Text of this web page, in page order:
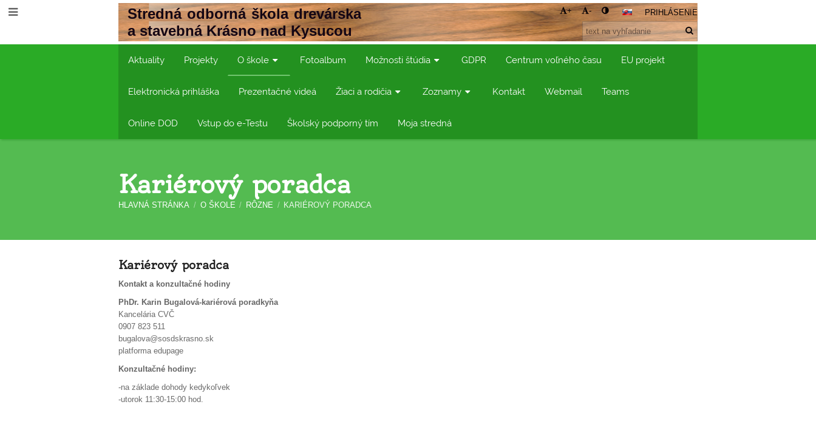
Stredná odborná škola drevárska
a stavebná Krásno nad Kysucou
+ - PRIHLÁSENIE
Aktuality Projekty O škole Fotoalbum Možnosti štúdia GDPR Centrum voľného času EU projekt
Elektronická prihláška Prezentačné videá Žiaci a rodičia Zoznamy Kontakt Webmail Teams
Online DOD Vstup do e-Testu Školský podporný tím Moja stredná
Kariérový poradca
HLAVNÁ STRÁNKA / O ŠKOLE / RÔZNE / KARIÉROVÝ PORADCA
Kariérový
poradca
Kariérový poradca
Kontakt a konzultačné hodiny
PhDr. Karin Bugalová-kariérová poradkyňa
Kancelária CVČ
0907 823 511
bugalova@sosdskrasno.sk
platforma edupage
Konzultačné hodiny:
-na základe dohody kedykoľvek
-utorok 11:30-15:00 hod.